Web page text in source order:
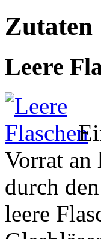
Zutaten
Leere
Vorrat an
durch
leere